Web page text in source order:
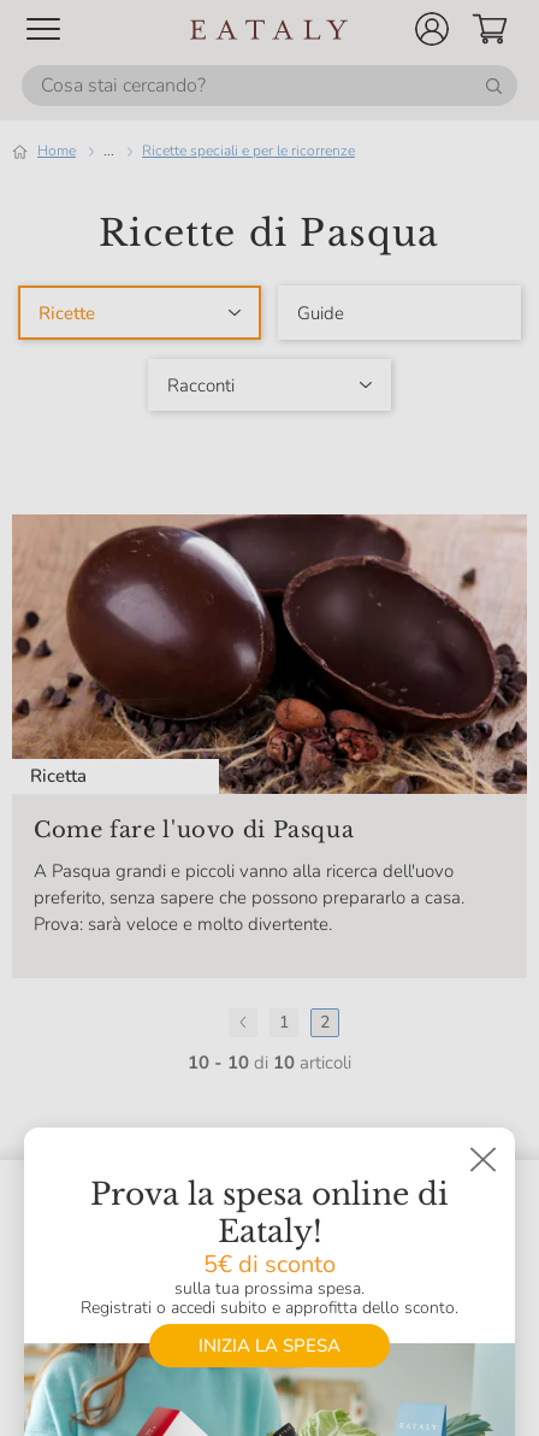
Home ... Ricette speciali e per le ricorrenze
Ricette di Pasqua
Ricette Guide
Racconti
Ricetta
Come fare l'uovo di Pasqua
A Pasqua grandi e piccoli vanno alla ricerca dell'uovo
preferito, senza sapere che possono prepararlo a casa.
Prova: sarà veloce e molto divertente.
1 2
10 - 10 di 10 articoli
Prova la spesa online di
Eataly!
5€ di sconto
sulla tua prossima spesa.
Registrati o accedi subito e approfitta dello sconto.
INIZIA LA SPESA
Iscriviti alla nostra newsletter
Non perderti novità, offerte ed eventi.
Letta e compresa integralmente l’ Informativa sulla privacy e suiCookie,